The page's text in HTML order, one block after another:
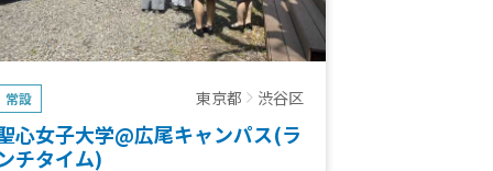
常設 東京都 渋谷区
心女子大学@広尾キャンパス(ラ
チタイム)